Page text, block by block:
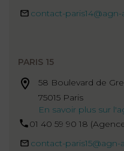
contact-paris14@agn-
PARIS 15
58 Boulevard de
75015 Paris
En savoir plus sur
01 40 59 90 18
contact-paris15@agn-